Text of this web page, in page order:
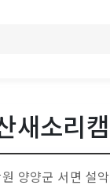
새소리
양양군 서면 설